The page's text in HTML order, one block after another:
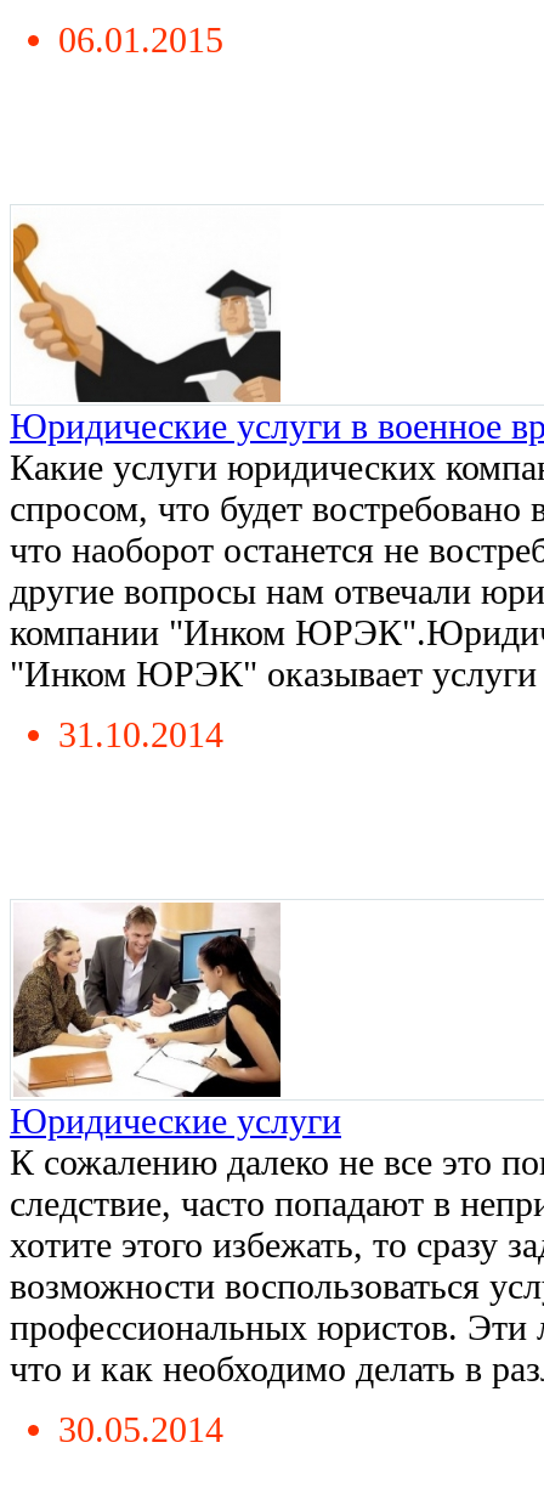
06.01.2015
Юридические услуги в военное
Какие услуги юридических
спросом, что будет
что наоборот останется не
другие вопросы нам отвечали
компании "Инком
"Инком ЮРЭК" оказывает
31.10.2014
Юридические услуги
К сожалению далеко не все это
следствие, часто попадают в
хотите этого избежать, то сразу
возможности воспользоваться
профессиональных юристов. Эти
что и как необходимо делать в
30.05.2014